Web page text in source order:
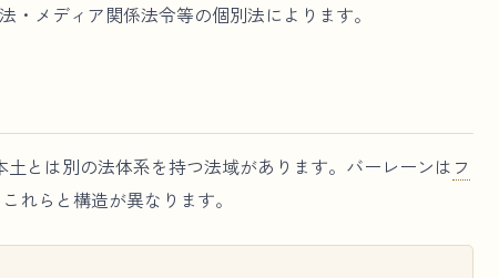
メディア関係法令等の個別法によります。
土とは別の法体系を持つ法域があります。バーレーンは フ
れらと構造が異なります。